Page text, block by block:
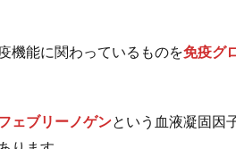
機能に関わっているものを免疫グ
ェブリーノゲンという血液凝固因